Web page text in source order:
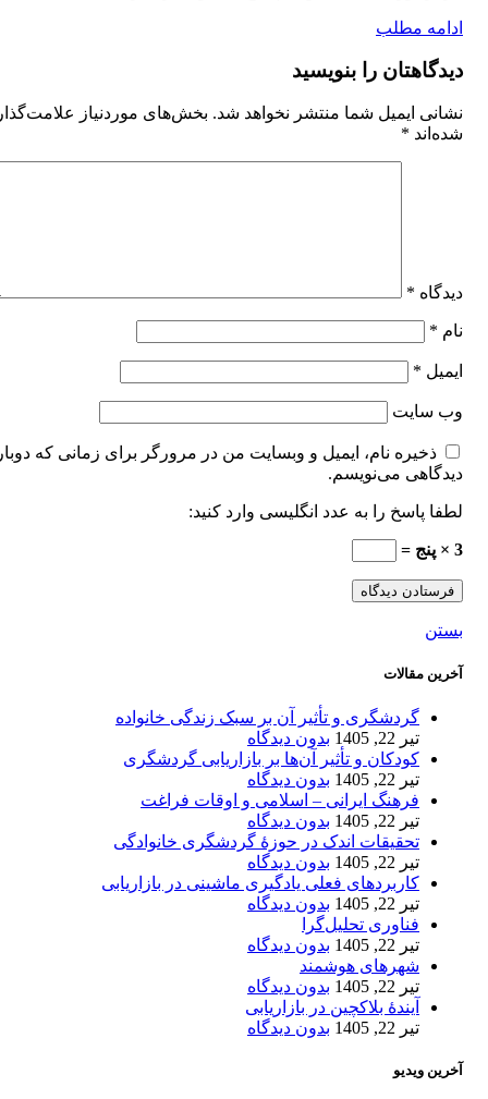
ادامه مطلب
دیدگاهتان را بنویسید
نشانی ایمیل شما منتشر نخواهد شد. بخش‌های موردنیاز
شده‌اند *
دیدگاه *
نام *
ایمیل *
وب‌ سایت
ذخیره نام، ایمیل و وبسایت من در مرورگر برای زمانی که
دیدگاهی می‌نویسم.
لطفا پاسخ را به عدد انگلیسی وارد کنید:
3 × پنج =
بستن
آخرین مقالات
گردشگری و تأثیر آن بر سبک زندگی خانواده
تیر 22, 1405
بدون دیدگاه
کودکان و تأثیر آن‌ها بر بازاریابی گردشگری
تیر 22, 1405
بدون دیدگاه
فرهنگ ایرانی – اسلامی و اوقات فراغت
تیر 22, 1405
بدون دیدگاه
تحقیقات اندک در حوزۀ گردشگری خانوادگی
تیر 22, 1405
بدون دیدگاه
کاربردهای فعلی یادگیری ماشینی در بازاریابی
تیر 22, 1405
بدون دیدگاه
فناوری تحلیل‌گرا
تیر 22, 1405
بدون دیدگاه
شهرهای هوشمند
تیر 22, 1405
بدون دیدگاه
آیندۀ بلاکچین در بازاریابی
تیر 22, 1405
بدون دیدگاه
آخرین ویدیو